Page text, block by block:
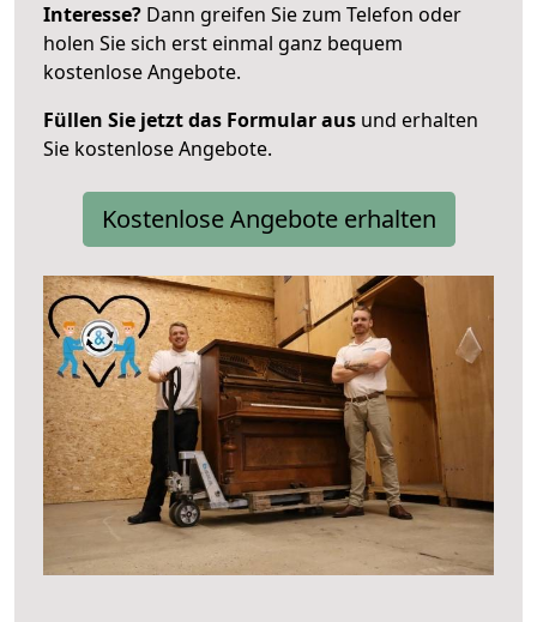
Interesse? Dann greifen Sie zum Telefon oder
holen Sie sich erst einmal ganz bequem
kostenlose Angebote.
Füllen Sie jetzt das Formular aus und erhalten
Sie kostenlose Angebote.
Kostenlose Angebote erhalten